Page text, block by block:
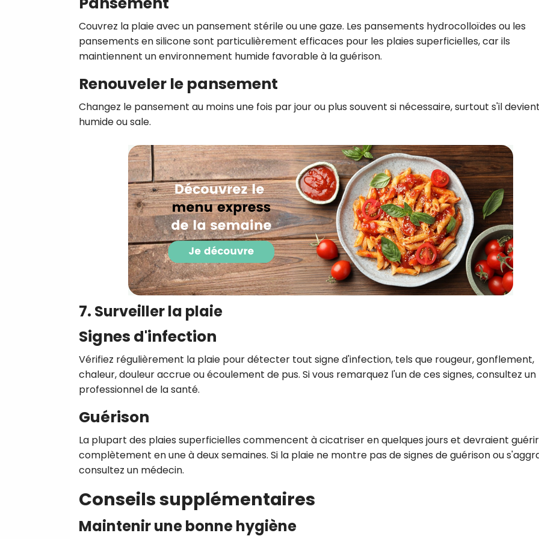
Couvrez la plaie avec un pansement stérile ou une gaze. Les pansements hydrocolloïdes ou les
pansements en silicone sont particulièrement efficaces pour les plaies superficielles, car ils
maintiennent un environnement humide favorable à la guérison.
Renouveler le pansement
Changez le pansement au moins une fois par jour ou plus souvent si nécessaire, surtout s'il
humide ou sale.
7. Surveiller la plaie
Signes d'infection
Vérifiez régulièrement la plaie pour détecter tout signe d'infection, tels que rougeur, gonflement,
chaleur, douleur accrue ou écoulement de pus. Si vous remarquez l'un de ces signes, consultez un
professionnel de la santé.
Guérison
La plupart des plaies superficielles commencent à cicatriser en quelques jours et devraient guérir
complètement en une à deux semaines. Si la plaie ne montre pas de signes de guérison ou
consultez un médecin.
Conseils supplémentaires
Maintenir une bonne hygiène